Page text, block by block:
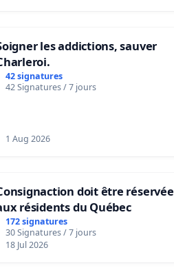
les addictions, sauver
42 signatures
42 Signatures / 7 jours
1 Aug 2026
doit être réservée
résidents du Québec
172 signatures
30 Signatures / 7 jours
18 Jul 2026